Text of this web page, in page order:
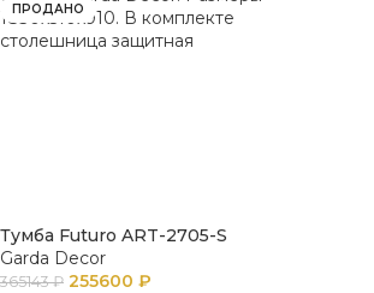
ПРОДАНО
Тумба Futuro ART-2705-S
Garda Decor
365143₽ 255600 ₽